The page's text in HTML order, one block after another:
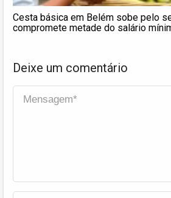
Cesta básica em Belém sobe pelo
compromete metade do salário
Deixe um comentário